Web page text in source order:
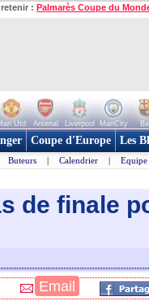
: Palmarès Coupe du
Utd Arsenal Liverpool ManCity
Coupe d'Europe Les
Buteurs | Calendrier | Equipe
de finale
Email